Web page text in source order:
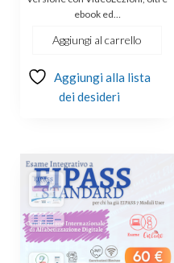
era:
€244.00.
ebook ed…
Aggiungi al carrello
Aggiungi alla lista
dei desideri